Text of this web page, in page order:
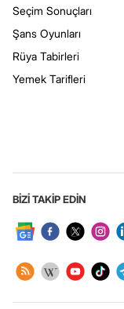
Seçim Sonuçları
Şans Oyunları
Rüya Tabirleri
Yemek Tarifleri
BİZİ TAKİP EDİN